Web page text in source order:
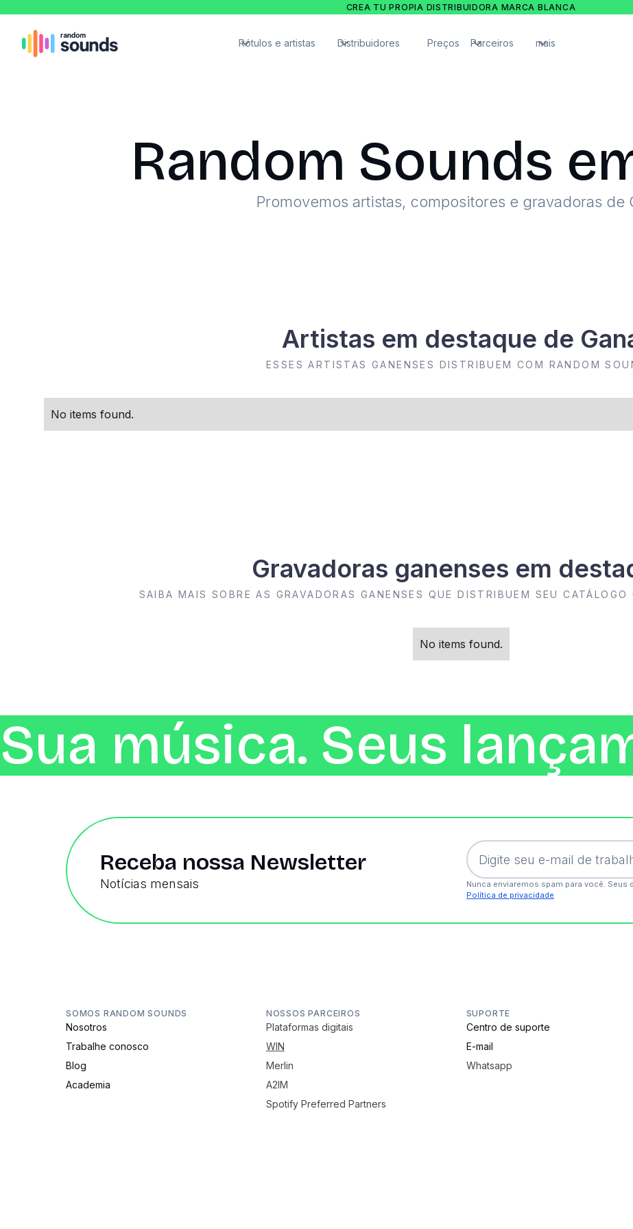
CREA TU PROPIA DISTRIBUIDORA MARCA BLANCA
Rótulos e artistas Distribuidores Preços Parceiros mais
Random Sounds
Promovemos artistas, compositores e gravadoras de
Artistas em destaque de
ESSES ARTISTAS GANENSES DISTRIBUEM COM RANDOM
No items found.
Gravadoras ganenses em
SAIBA MAIS SOBRE AS GRAVADORAS GANENSES QUE DISTRIBUEM SEU
No items found.
Sua música. Seus
Receba nossa Newsletter
Notícias mensais
Nunca enviaremos spam para você.
Política de privacidade
SOMOS RANDOM SOUNDS
Nosotros
Trabalhe conosco
Blog
Academia
NOSSOS PARCEIROS
Plataformas digitais
WIN
Merlin
A2IM
Spotify Preferred Partners
SUPORTE
Centro de suporte
E-mail
Whatsapp